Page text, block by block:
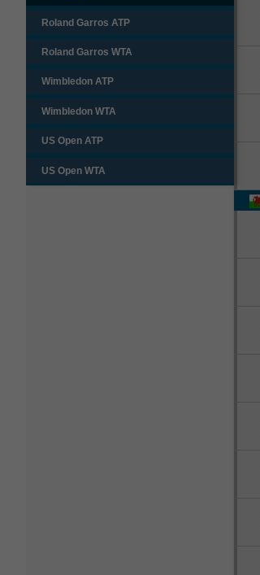
Roland Garros ATP
Roland Garros WTA
Wimbledon ATP
Wimbledon WTA
US Open ATP
US Open WTA